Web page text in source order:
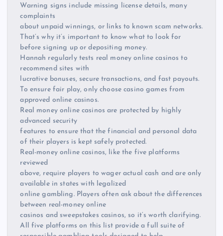
Warning signs include missing license details, many
complaints
about unpaid winnings, or links to known scam networks.
That’s why it’s important to know what to look for
before signing up or depositing money.
Hannah regularly tests real money online casinos to
recommend sites with
lucrative bonuses, secure transactions, and fast payouts.
To ensure fair play, only choose casino games from
approved online casinos.
Real money online casinos are protected by highly
advanced security
features to ensure that the financial and personal data
of their players is kept safely protected.
Real-money online casinos, like the five platforms
reviewed
above, require players to wager actual cash and are only
available in states with legalized
online gambling. Players often ask about the differences
between real-money online
casinos and sweepstakes casinos, so it’s worth clarifying.
All five platforms on this list provide a full suite of